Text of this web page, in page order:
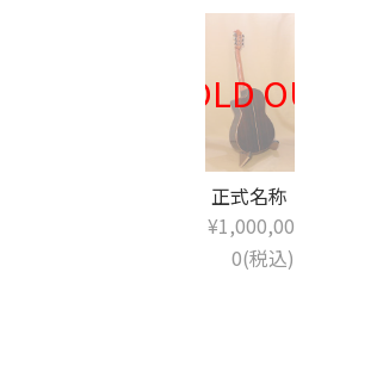
正式名称
¥1,000,00
0(税込)